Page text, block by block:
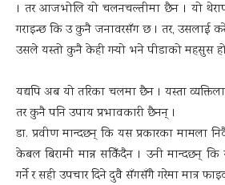
। तर आजभोलि यो चलनचल्तीमा छैन । यो
गराइन्छ कि उ कुनै जनावरसँग छ । तर, उसलाई
उसले यस्तो कुनै केही गर्‍यो भने पीडाको महसुस
यद्यपि अब यो तरिका चलमा छैन । यस्ता
तर कुनै पनि उपाय प्रभावकारी छैनन् ।
डा. प्रवीण मान्दछन् कि यस प्रकारका मामला
केबल बिरामी मान्न सकिँदैन । उनी मान्दछन् कि
गर्ने र सही उपचार दिने दुवै सँगसँगै गरेमा मात्र